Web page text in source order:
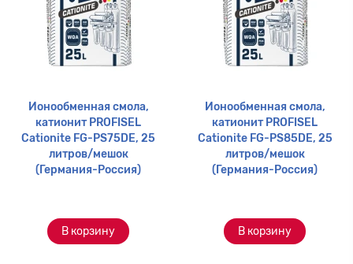
Ионообменная смола,
катионит PROFISEL
Cationite FG-PS75DE, 25
литров/мешок
(Германия-Россия)
В корзину
Ионообменная смола,
катионит PROFISEL
Cationite FG-PS85DE, 25
литров/мешок
(Германия-Россия)
В корзину